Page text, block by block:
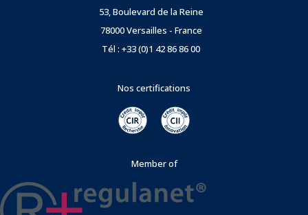
53, Boulevard de la Reine
78000 Versailles - France
Tél : +33 (0)1 42 86 86 00
Nos certifications
Member of